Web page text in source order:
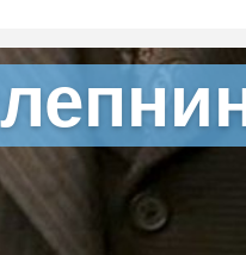
для скрытого
TESORI KF 701 Flex/Гибкий